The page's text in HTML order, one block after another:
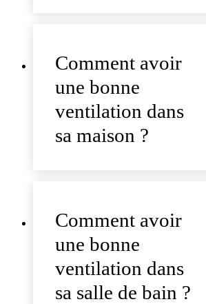
Comment avoir
une bonne
ventilation dans
sa maison ?
Comment avoir
une bonne
ventilation dans
sa salle de bain ?